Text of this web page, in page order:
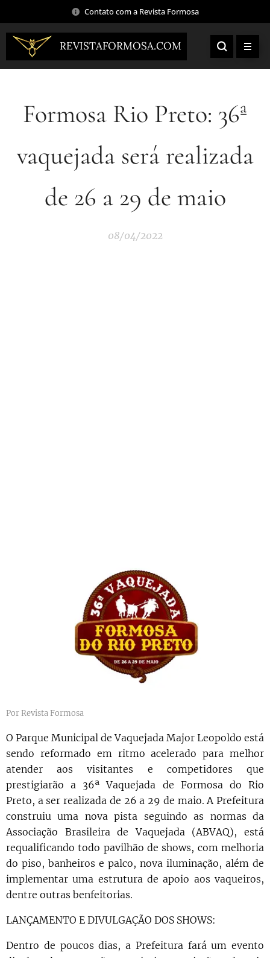
Contato com a Revista Formosa
REVISTAFORMOSA.COM
Formosa Rio Preto: 36ª
vaquejada será realizada
de 26 a 29 de maio
08/04/2022
Por Revista Formosa
O Parque Municipal de Vaquejada Major Leopoldo está
sendo reformado em ritmo acelerado para melhor
atender aos visitantes e competidores que
prestigiarão a 36ª Vaquejada de Formosa do Rio
Preto, a ser realizada de 26 a 29 de maio. A Prefeitura
construiu uma nova pista seguindo as normas da
Associação Brasileira de Vaquejada (ABVAQ), está
requalificando todo pavilhão de shows, com melhoria
do piso, banheiros e palco, nova iluminação, além de
implementar uma estrutura de apoio aos vaqueiros,
dentre outras benfeitorias.
LANÇAMENTO E DIVULGAÇÃO DOS SHOWS:
Dentro de poucos dias, a Prefeitura fará um evento